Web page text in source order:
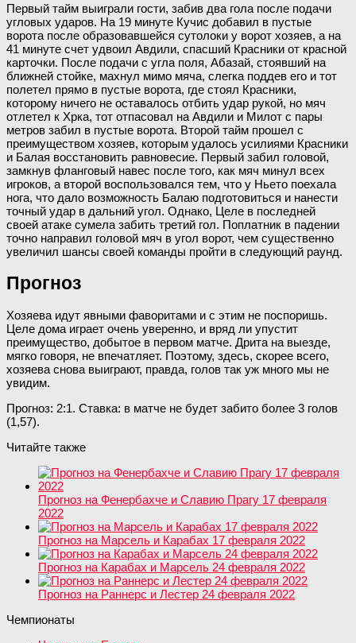
Первый тайм выиграли гости, забив два гола после подачи
угловых ударов. На 19 минуте Кучис добавил в пустые
ворота после образовавшейся сутолоки у ворот хозяев, а на
41 минуте счет удвоил Авдили, спасший Красники от красной
карточки. После подачи с угла поля, Абазай, стоявший на
ближней стойке, махнул мимо мяча, слегка поддев его и тот
полетел прямо в пустые ворота, где стоял Красники,
которому ничего не оставалось отбить удар рукой, но мяч
отлетел к Хрка, тот отпасовал на Авдили и Милот с пары
метров забил в пустые ворота. Второй тайм прошел с
преимуществом хозяев, которым удалось усилиями Красники
и Балая восстановить равновесие. Первый забил головой,
замкнув фланговый навес после того, как мяч минул всех
игроков, а второй воспользовался тем, что у Ньето поехала
нога, что дало возможность Балаю подготовиться и нанести
точный удар в дальний угол. Однако, Целе в последней
своей атаке сумела забить третий гол. Поплатник в падении
точно направил головой мяч в угол ворот, чем существенно
увеличил шансы своей команды пройти в следующий раунд.
Прогноз
Хозяева идут явными фаворитами и с этим не поспоришь.
Целе дома играет очень уверенно, и вряд ли упустит
преимущество, добытое в первом матче. Дрита на выезде,
мягко говоря, не впечатляет. Поэтому, здесь, скорее всего,
хозяева снова выиграют, правда, голов так уж много мы не
увидим.
Прогноз: 2:1. Ставка: в матче не будет забито более 3 голов
(1,57).
Читайте также
Прогноз на Фенербахче и Славию Прагу 17 февраля
2022
Прогноз на Марсель и Карабах 17 февраля 2022
Прогноз на Карабах и Марсель 24 февраля 2022
Прогноз на Раннерс и Лестер 24 февраля 2022
Чемпионаты